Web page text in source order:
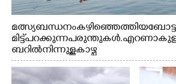
മത്സ്യബന്ധനം കഴിഞ്ഞെത്തിയ
മിട്ട് പറക്കുന്ന പരുന്തുകൾ.
ബറിൽ നിന്നുള്ള കാഴ്ച